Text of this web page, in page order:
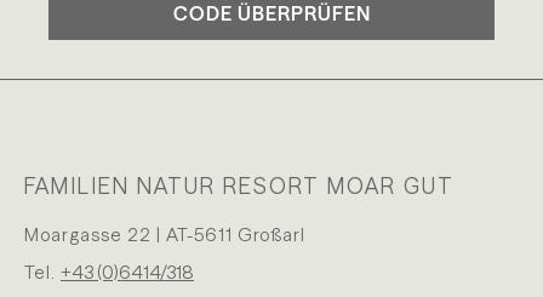
CODE ÜBERPRÜFEN
FAMILIEN NATUR RESORT MOAR GUT
Moargasse 22 | AT-5611 Großarl
Tel. +43 (0)6414/318